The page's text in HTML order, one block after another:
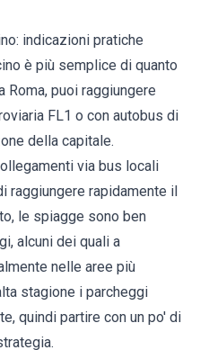
indicazioni pratiche
è più semplice di quanto
Roma, puoi raggiungere
FL1 o con autobus di
della capitale.
via bus locali
raggiungere rapidamente il
le spiagge sono ben
alcuni dei quali a
nelle aree più
stagione i parcheggi
quindi partire con un po' di